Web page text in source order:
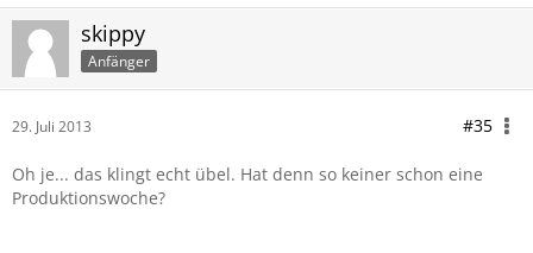
skippy
Anfänger
29. Juli 2013 #35
Oh je... das klingt echt übel. Hat denn so keiner schon eine
Produktionswoche?